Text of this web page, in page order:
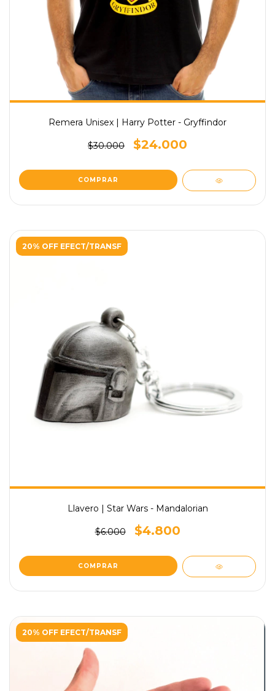
Remera Unisex | Harry Potter - Gryffindor
$30.000 $24.000
COMPRAR
20% OFF EFECT/TRANSF
Llavero | Star Wars - Mandalorian
$6.000 $4.800
20% OFF EFECT/TRANSF